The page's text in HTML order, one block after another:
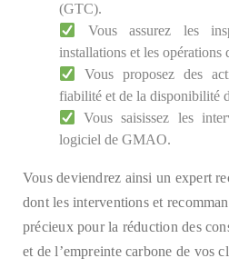
(GTC).
Vous assurez les
installations et les opérations
Vous proposez des
fiabilité et de la disponibilité
Vous saisissez les
logiciel de GMAO.
Vous deviendrez ainsi un expert
dont les interventions et
précieux pour la réduction des
et de l’empreinte carbone de vos